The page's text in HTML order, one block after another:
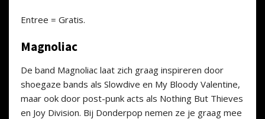
Entree = Gratis.
Magnoliac
De band Magnoliac laat zich graag inspireren door
shoegaze bands als Slowdive en My Bloody Valentine,
maar ook door post-punk acts als Nothing But Thieves
en Joy Division. Bij Donderpop nemen ze je graag mee